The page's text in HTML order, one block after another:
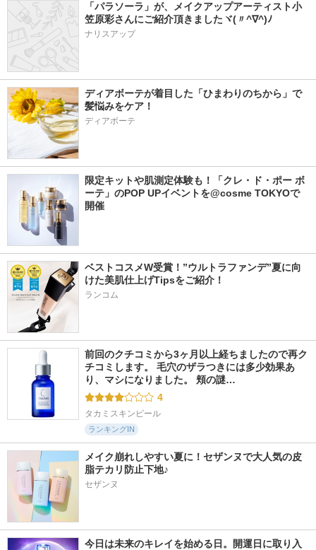
「パラソーラ」が、メイクアップアーティスト小
笠原彩さんにご紹介頂きましたヾ(〃^∇^)ﾉ
ナリスアップ
ディアボーテが着目した「ひまわりのちから」で
髪悩みをケア！
ディアボーテ
限定キットや肌測定体験も！「クレ・ド・ポー ボ
ーテ」のPOP UPイベントを@cosme TOKYOで
開催
ベストコスメW受賞！”ウルトラファンデ”夏に向
けた美肌仕上げTipsをご紹介！
ランコム
前回のクチコミから3ヶ月以上経ちましたので再ク
チコミします。 毛穴のザラつきには多少効果あ
り、マシになりました。 頬の謎…
4
タカミスキンピール
ランキングIN
メイク崩れしやすい夏に！セザンヌで大人気の皮
脂テカリ防止下地♪
セザンヌ
今日は未来のキレイを始める日。開運日に取り入